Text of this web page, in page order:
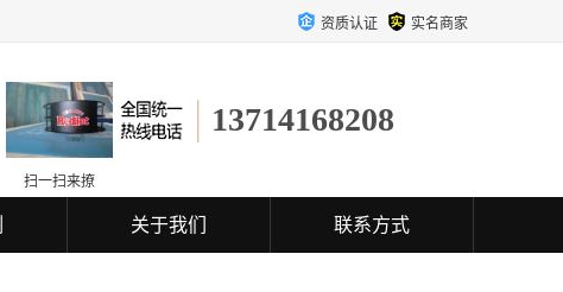
资质认证 实名商家
13714168208
扫一扫来撩
关于我们 联系方式